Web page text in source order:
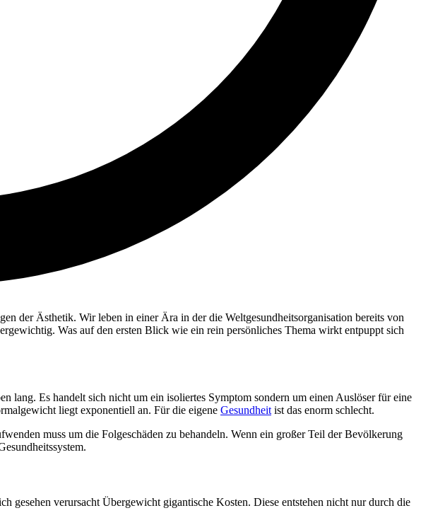
der Ästhetik. Wir leben in einer Ära in der die Weltgesundheitsorganisation bereits von
Was auf den ersten Blick wie ein rein persönliches Thema wirkt entpuppt sich
lang. Es handelt sich nicht um ein isoliertes Symptom sondern um einen Auslöser für eine
liegt exponentiell an. Für die eigene Gesundheit ist das enorm schlecht.
muss um die Folgeschäden zu behandeln. Wenn ein großer Teil der Bevölkerung
verursacht Übergewicht gigantische Kosten. Diese entstehen nicht nur durch die